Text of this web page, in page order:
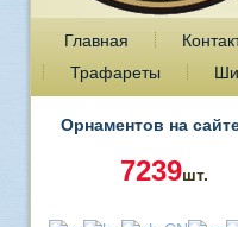
Главная
Трафареты
Орнаментов на
7239шт.